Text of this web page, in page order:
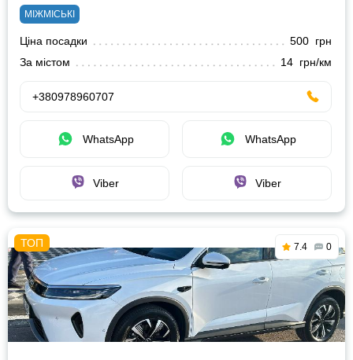
МІЖМІСЬКІ
Ціна посадки
500 грн
За містом
14 грн/км
+380978960707
WhatsApp WhatsApp
Viber Viber
7.4 0